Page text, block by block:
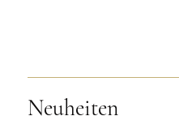
Neuheiten